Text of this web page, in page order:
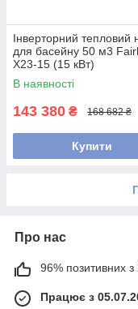
Інверторний тепловий
для басейну 50 м3
X23-15 (15 кВт)
В наявності
143 380 ₴ 168 682 ₴
Купити
Про нас
96% позитивних з
Працює з